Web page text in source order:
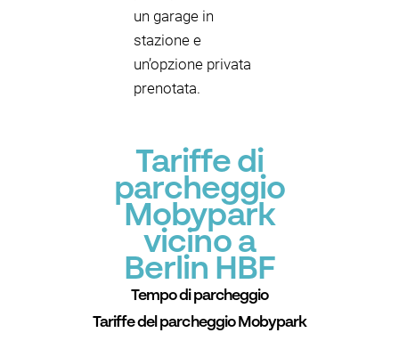
un garage in
stazione e
un’opzione privata
prenotata.
Tariffe di
parcheggio
Mobypark
vicino a
Berlin HBF
Tempo di parcheggio
Tariffe del parcheggio Mobypark